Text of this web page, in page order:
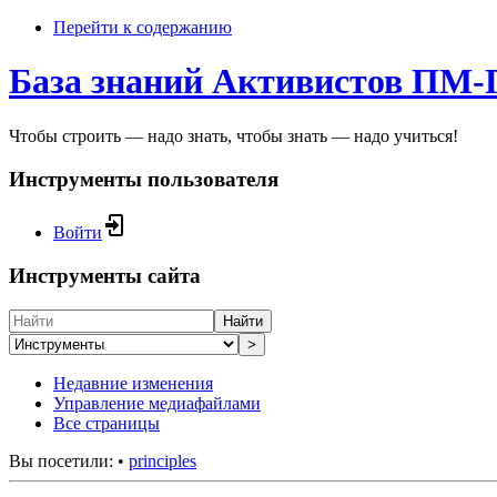
Перейти к содержанию
База знаний Активистов
Чтобы строить — надо знать, чтобы знать — надо учиться!
Инструменты пользователя
Войти
Инструменты сайта
Найти
>
Недавние изменения
Управление медиафайлами
Все страницы
Вы посетили: • principles